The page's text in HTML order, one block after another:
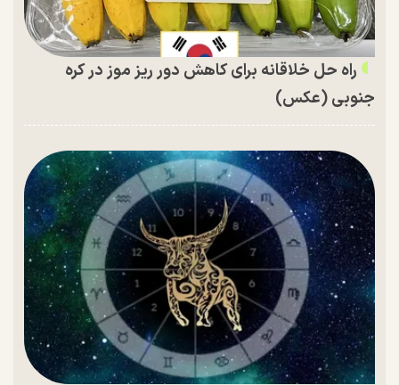
راه حل خلاقانه برای کاهش دور ریز موز در کره
جنوبی (عکس)